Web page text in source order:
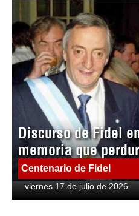
Discurso de Fidel
memoria que
Centenario de Fidel
viernes 17 de julio de 2026